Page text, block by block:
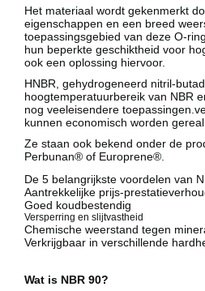
Het materiaal wordt gekenmerkt
eigenschappen en een breed
toepassingsgebied van deze O-
hun beperkte geschiktheid voor
ook een oplossing hiervoor.
HNBR, gehydrogeneerd nitril-
hoogtemperatuurbereik van NBR
nog veeleisendere
kunnen economisch worden
Ze staan ook bekend onder de
Perbunan® of Europrene®.
De 5 belangrijkste voordelen van
Aantrekkelijke prijs-
Goed koudbestendig
Versperring en slijtvastheid
Chemische weerstand tegen
Verkrijgbaar in verschillende
Wat is NBR 90?